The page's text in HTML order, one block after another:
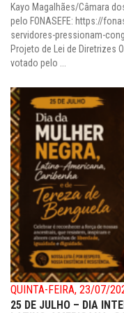
Kayo Magalhães/Câmara
pelo FONASEFE: https://
servidores-pressionam-
Projeto de Lei de Diretrizes
votado pelo ...
QUINTA-FEIRA, 23/07/
25 DE JULHO – DIA